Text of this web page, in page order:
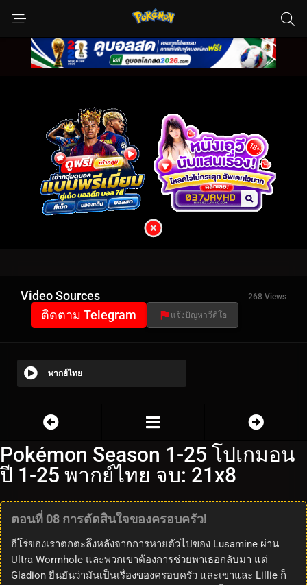
Video Sources 268 Views
ติดตาม Telegram แจ้งปัญหาวีดีโอ
พากย์ไทย
Pokémon Season 1-25 โปเกมอน
ปี 1-25 พากย์ไทย จบ: 21x8
ตอนที่ 08 การตัดสินใจของครอบครัว!
ฮีโร่ของเราตกตะลึงหลังจากการหายตัวไปของ Lusamine ผ่าน
Ultra Wormhole และพวกเขาต้องการช่วยพาเธอกลับมา แต่
Gladion ยืนยันว่ามันเป็นเรื่องของครอบครัว และเขาและ Lillie ก็